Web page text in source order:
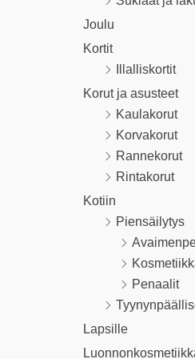
Joulu
Kortit
Illalliskortit
Korut ja asusteet
Kaulakorut
Korvakorut
Rannekorut
Rintakorut
Kotiin
Piensäilytys
Penaalit
Lapsille